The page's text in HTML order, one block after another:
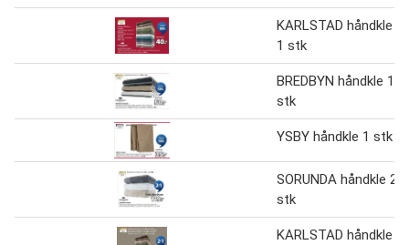
KARLSTAD håndkle
1 stk
BREDBYN håndkle 1
stk
YSBY håndkle 1 stk
SORUNDA håndkle 2
stk
KARLSTAD håndkle